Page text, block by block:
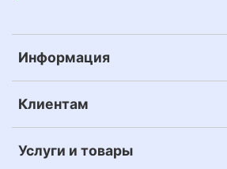
Информация
Клиентам
Услуги и товары